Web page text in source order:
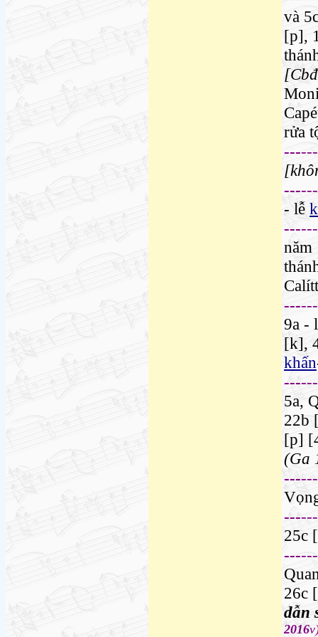
và
[p],
rửa
------
------
- lễ
------
năm
------
9a -
[k],
khấn
------
5a,
22b
[p]
(Ga
------
------
25c
------
26c
dẫn
2016